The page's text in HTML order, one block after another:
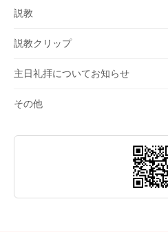
説教
説教クリップ
主日礼拝についてお知らせ
その他